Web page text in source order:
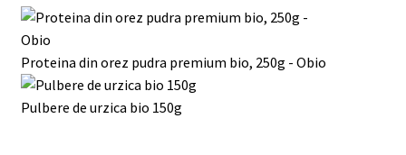
Proteina din orez pudra premium bio, 250g - Obio
Pulbere de urzica bio 150g